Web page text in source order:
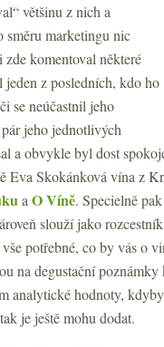
většinu z nich a
směru marketingu nic
zde komentoval některé
jeden z posledních, kdo ho
se neúčastnil jeho
jeho jednotlivých
a obvykle byl dost
Eva Skokánková vína z
a O Víně. Specielně
slouží jako
potřebné, co by vás o
na degustační poznámky
analytické hodnoty,
je ještě mohu dodat.